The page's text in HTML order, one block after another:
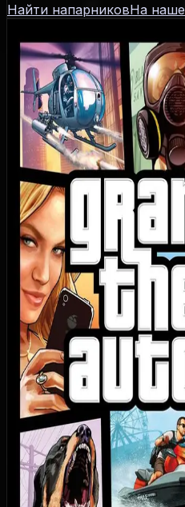
Найти напарниковНа
Grand Theft Auto
Даты выхода
PS3:17.09.2013,Xbox 360:
17.11.2014,PS4:18.11.2014 , PC:
15.03.2022,Xbox Series:
Достижения / Трофеи